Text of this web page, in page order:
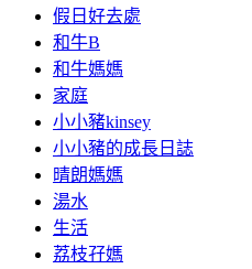
假日好去處
和牛B
和牛媽媽
家庭
小小豬kinsey
小小豬的成長日誌
晴朗媽媽
湯水
生活
荔枝孖媽